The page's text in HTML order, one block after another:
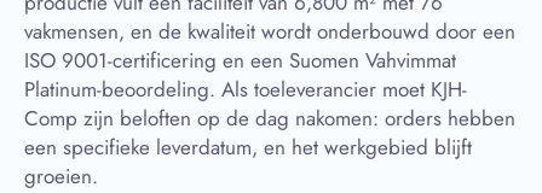
vakmensen, en de kwaliteit wordt onderbouwd door een
ISO 9001-certificering en een Suomen Vahvimmat
Platinum-beoordeling. Als toeleverancier moet KJH-
Comp zijn beloften op de dag nakomen: orders hebben
een specifieke leverdatum, en het werkgebied blijft
groeien.